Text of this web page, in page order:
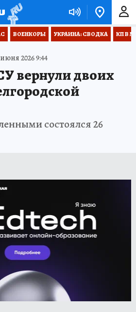
ВОЕНКОРЫ УКРАИНА: СВОДКА КП В
2026 9:44
вернули двоих
состоялся 26